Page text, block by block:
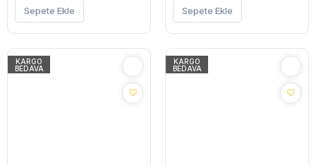
Sepete Ekle Sepete Ekle
KARGO
BEDAVA
KARGO
BEDAVA